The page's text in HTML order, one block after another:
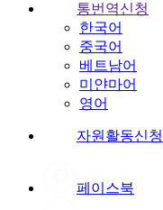
통번역신청
한국어
중국어
베트남어
미얀마어
영어
자원활동신청
페이스북